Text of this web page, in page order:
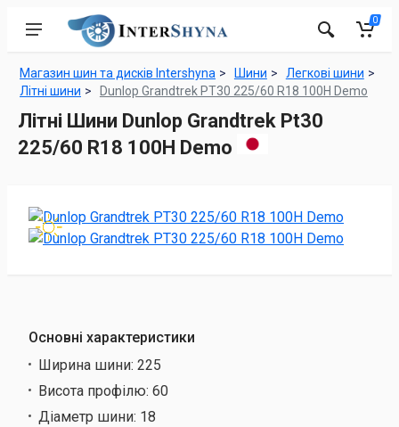
0
Магазин шин та дисків Intershyna Шини
Легкові шини
Літні шини
Dunlop Grandtrek PT30 225/60 R18 100H Demo
Літні Шини Dunlop Grandtrek Pt30
225/60 R18 100H Demo
Основні характеристики
Ширина шини: 225
Висота профілю: 60
Діаметр шини: 18